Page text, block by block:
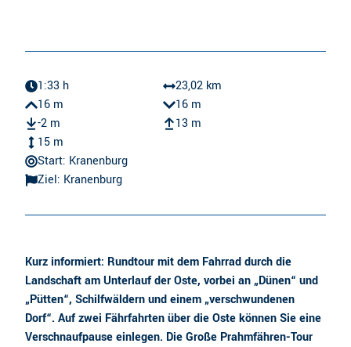
1:33 h
23,02 km
16 m
16 m
-2 m
13 m
15 m
Start: Kranenburg
Ziel: Kranenburg
Kurz informiert: Rundtour mit dem Fahrrad durch die
Landschaft am Unterlauf der Oste, vorbei an „Dünen“ und
„Pütten“, Schilfwäldern und einem „verschwundenen
Dorf“. Auf zwei Fährfahrten über die Oste können Sie eine
Verschnaufpause einlegen. Die Große Prahmfähren-Tour